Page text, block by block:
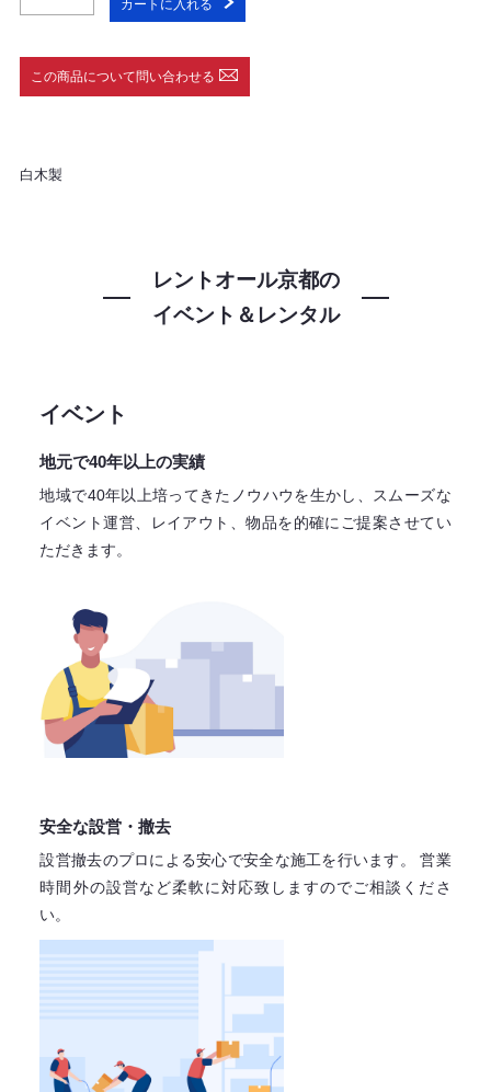
カートに入れる
この商品について問い合わせる
白木製
レントオール京都の
イベント＆レンタル
イベント
地元で40年以上の実績
地域で40年以上培ってきたノウハウを生かし、スムーズな
イベント運営、レイアウト、物品を的確にご提案させてい
ただきます。
安全な設営・撤去
設営撤去のプロによる安心で安全な施工を行います。
営業
時間外の設営など柔軟に対応致しますのでご相談くださ
い。